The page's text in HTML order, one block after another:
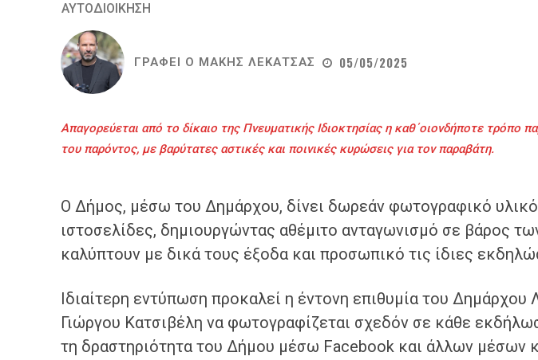
ΑΥΤΟΔΙΟΙΚΗΣΗ
ΓΡΑΦΕΙ Ο ΜΑΚΗΣ ΛΕΚΑΤΣΑΣ 05/05/2025
Απαγορεύεται από το δίκαιο της Πνευματικής Ιδιοκτησίας η καθ΄οιονδήποτε τρόπο
του παρόντος, με βαρύτατες αστικές και ποινικές κυρώσεις για τον παραβάτη.
Ο Δήμος, μέσω του Δημάρχου, δίνει δωρεάν φωτογραφικό
ιστοσελίδες, δημιουργώντας αθέμιτο ανταγωνισμό σε βάρος
καλύπτουν με δικά τους έξοδα και προσωπικό τις ίδιες
Ιδιαίτερη εντύπωση προκαλεί η έντονη επιθυμία του Δημάρχου
Γιώργου Κατσιβέλη να φωτογραφίζεται σχεδόν σε κάθε
τη δραστηριότητα του Δήμου μέσω Facebook και άλλων μέσων